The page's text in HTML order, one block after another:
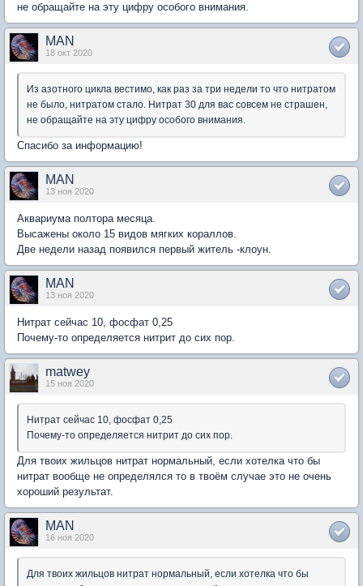
не обращайте на эту цифру особого внимания.
MAN
18 окт 2020
Из азотного цикла вестимо, как раз за три недели то что нитратом
не было, нитратом стало. Нитрат 30 для вас совсем не страшен,
не обращайте на эту цифру особого внимания.
Спасибо за информацию!
MAN
13 ноя 2020
Аквариума полтора месяца.
Высажены около 15 видов мягких кораллов.
Две недели назад появился первый житель -клоун.
MAN
13 ноя 2020
Нитрат сейчас 10, фосфат 0,25
Почему-то определяется нитрит до сих пор.
matwey
15 ноя 2020
Нитрат сейчас 10, фосфат 0,25
Почему-то определяется нитрит до сих пор.
Для твоих жильцов нитрат нормальный, если хотелка что бы
нитрат вообще не определялся то в твоём случае это не очень
хороший результат.
MAN
16 ноя 2020
Для твоих жильцов нитрат нормальный, если хотелка что бы